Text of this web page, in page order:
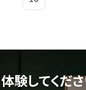
験してくださ